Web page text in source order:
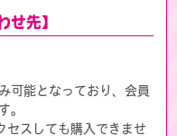
せ先】
可能となっており、会員
。
スしても購入できませ